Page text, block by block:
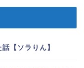
【ソラりん】